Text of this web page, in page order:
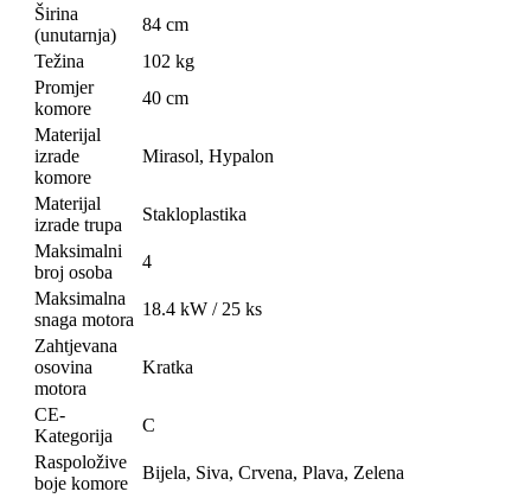
Širina
(unutarnja)
84 cm
Težina
102 kg
Promjer
komore
40 cm
Materijal
izrade
komore
Mirasol, Hypalon
Materijal
izrade trupa
Stakloplastika
Maksimalni
broj osoba
4
Maksimalna
snaga motora
18.4 kW / 25 ks
Zahtjevana
osovina
motora
Kratka
CE-
Kategorija
C
Raspoložive
boje komore
Bijela, Siva, Crvena, Plava, Zelena